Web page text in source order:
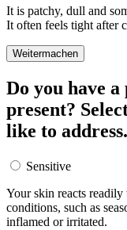
It is patchy, dull and
It often feels tight after
Weitermachen
Do you have
present?
like to address.
Sensitive
Your skin reacts
conditions, such as
inflamed or irritated.